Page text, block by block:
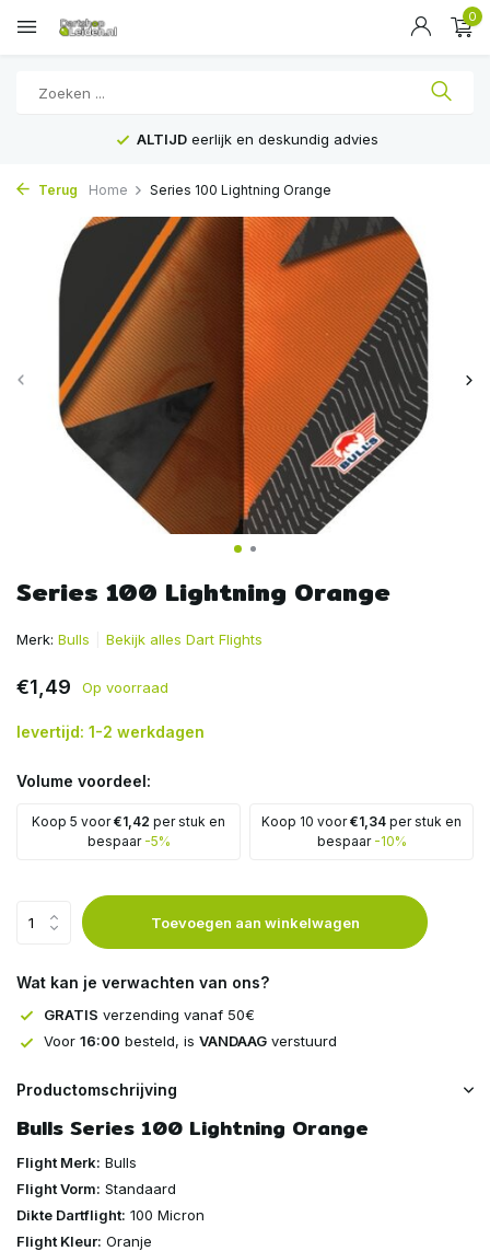
0
ALTIJD eerlijk en deskundig advies
Terug Home Series 100 Lightning Orange
Series 100 Lightning Orange
Merk: Bulls Bekijk alles Dart Flights
€1,49 Op voorraad
levertijd: 1-2 werkdagen
Volume voordeel:
Koop 5 voor€1,42 per stuk en
bespaar -5%
Koop 10 voor€1,34 per stuk en
bespaar -10%
Toevoegen aan winkelwagen
Wat kan je verwachten van ons?
GRATIS verzending vanaf 50€
Voor 16:00 besteld, is VANDAAG verstuurd
Productomschrijving
Bulls Series 100 Lightning Orange
Flight Merk: Bulls
Flight Vorm: Standaard
Dikte Dartflight: 100 Micron
Flight Kleur: Oranje